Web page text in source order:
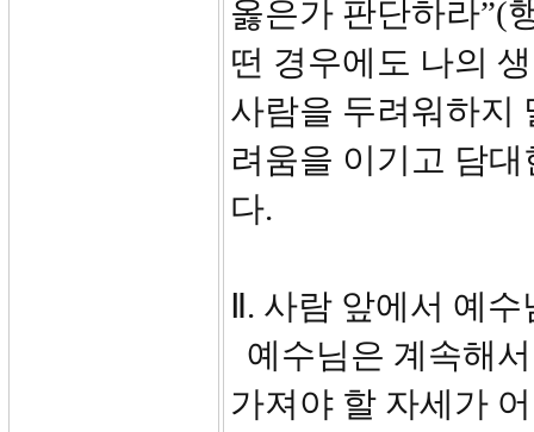
옳은가 판단하라”(
떤 경우에도 나의
사람을 두려워하지
려움을 이기고 담
다.
Ⅱ. 사람 앞에서 예
예수님은 계속해
가져야 할 자세가